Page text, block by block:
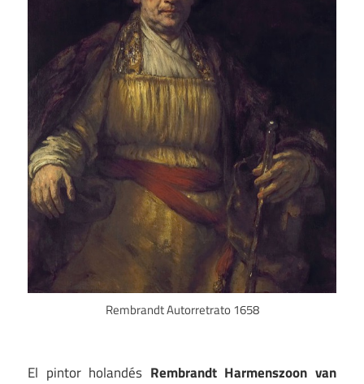
Rembrandt Autorretrato 1658
El pintor holandés Rembrandt Harmenszoon van